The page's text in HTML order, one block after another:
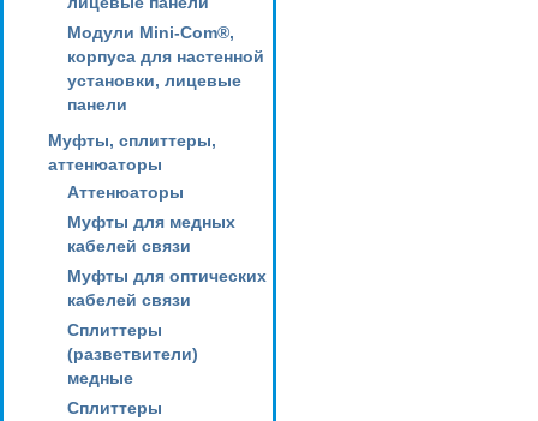
Модули Mini-Com®,
корпуса для настенной
установки, лицевые
панели
Муфты, сплиттеры,
аттенюаторы
Аттенюаторы
Муфты для медных
кабелей связи
Муфты для оптических
кабелей связи
Сплиттеры
(разветвители)
медные
Сплиттеры